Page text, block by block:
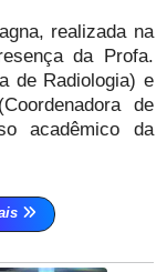
realizada na
da Profa.
de Radiologia) e
de
acadêmico da